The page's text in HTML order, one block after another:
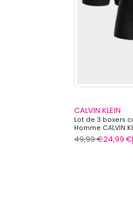
CALVIN KLEIN
Lot de 3 boxers
Homme CALVIN
49,99 €24,99 €